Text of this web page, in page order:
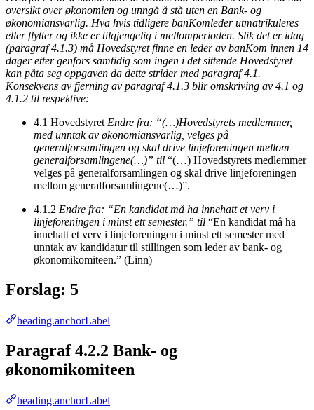
oversikt over økonomien og unngå å stå uten en Bank- og
økonomiansvarlig. Hva hvis tidligere banKomleder utmatrikuleres
eller flytter og ikke er tilgjengelig i mellomperioden. Slik det er idag
(paragraf 4.1.3) må Hovedstyret finne en leder av banKom innen 14
dager etter genfors samtidig som ingen i det sittende Hovedstyret
kan påta seg oppgaven da dette strider med paragraf 4.1.
Konsekvens av fjerning av paragraf 4.1.3 blir omskriving av 4.1 og
4.1.2 til respektive:
4.1 HovedstyretEndre fra: “(…)Hovedstyrets medlemmer,
med unntak av økonomiansvarlig, velges på
generalforsamlingen og skal drive linjeforeningen mellom
generalforsamlingene(…)” til “(…) Hovedstyrets medlemmer
velges på generalforsamlingen og skal drive linjeforeningen
mellom generalforsamlingene(…)”.
4.1.2 Endre fra: “En kandidat må ha innehatt et verv i
linjeforeningen i minst ett semester.” til “En kandidat må ha
innehatt et verv i linjeforeningen i minst ett semester med
unntak av kandidatur til stillingen som leder av bank- og
økonomikomiteen.” (Linn)
Forslag: 5
heading.anchorLabel
Paragraf 4.2.2 Bank- og
økonomikomiteen
heading.anchorLabel